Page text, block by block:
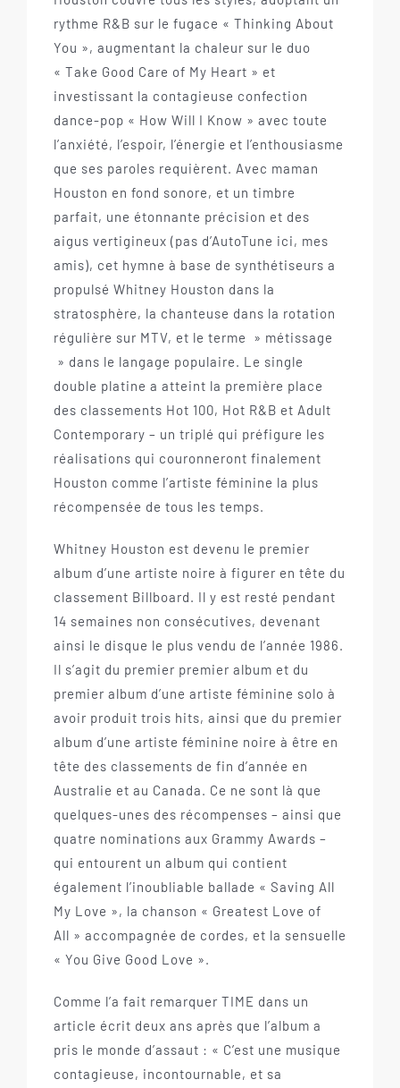
rythme R&B sur le fugace « Thinking About
You », augmentant la chaleur sur le duo
« Take Good Care of My Heart » et
investissant la contagieuse confection
dance-pop « How Will I Know » avec toute
l’anxiété, l’espoir, l’énergie et l’enthousiasme
que ses paroles requièrent. Avec maman
Houston en fond sonore, et un timbre
parfait, une étonnante précision et des
aigus vertigineux (pas d’AutoTune ici, mes
amis), cet hymne à base de synthétiseurs a
propulsé Whitney Houston dans la
stratosphère, la chanteuse dans la rotation
régulière sur MTV, et le terme » métissage
» dans le langage populaire. Le single
double platine a atteint la première place
des classements Hot 100, Hot R&B et Adult
Contemporary – un triplé qui préfigure les
réalisations qui couronneront finalement
Houston comme l’artiste féminine la plus
récompensée de tous les temps.
Whitney Houston est devenu le premier
album d’une artiste noire à figurer en tête du
classement Billboard. Il y est resté pendant
14 semaines non consécutives, devenant
ainsi le disque le plus vendu de l’année 1986.
Il s’agit du premier premier album et du
premier album d’une artiste féminine solo à
avoir produit trois hits, ainsi que du premier
album d’une artiste féminine noire à être en
tête des classements de fin d’année en
Australie et au Canada. Ce ne sont là que
quelques-unes des récompenses – ainsi que
quatre nominations aux Grammy Awards –
qui entourent un album qui contient
également l’inoubliable ballade « Saving All
My Love », la chanson « Greatest Love of
All » accompagnée de cordes, et la sensuelle
« You Give Good Love ».
Comme l’a fait remarquer TIME dans un
article écrit deux ans après que l’album a
pris le monde d’assaut : « C’est une musique
contagieuse, incontournable, et sa